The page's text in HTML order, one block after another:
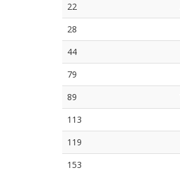
22
28
44
79
89
113
119
153